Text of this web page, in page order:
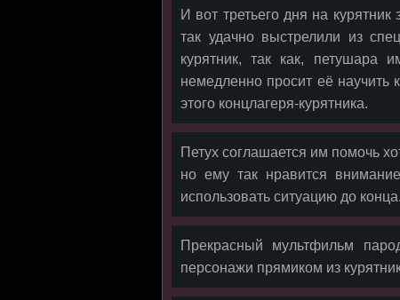
И вот третьего дня на
так удачно выстрелили из
курятник, так как, петушара
немедленно просит её научить
этого концлагеря-курятника.
Петух соглашается им помочь
но ему так нравится
использовать ситуацию до конца.
Прекрасный мультфильм
персонажи прямиком из